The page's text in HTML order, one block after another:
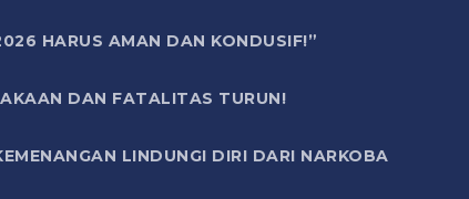
HARUS AMAN DAN KONDUSIF!”
DAN FATALITAS TURUN!
LINDUNGI DIRI DARI NARKOBA